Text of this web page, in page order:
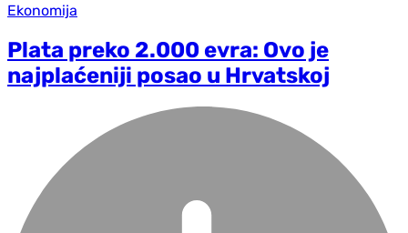
Ekonomija
Plata preko 2.000 evra: Ovo je
najplaćeniji posao u Hrvatskoj